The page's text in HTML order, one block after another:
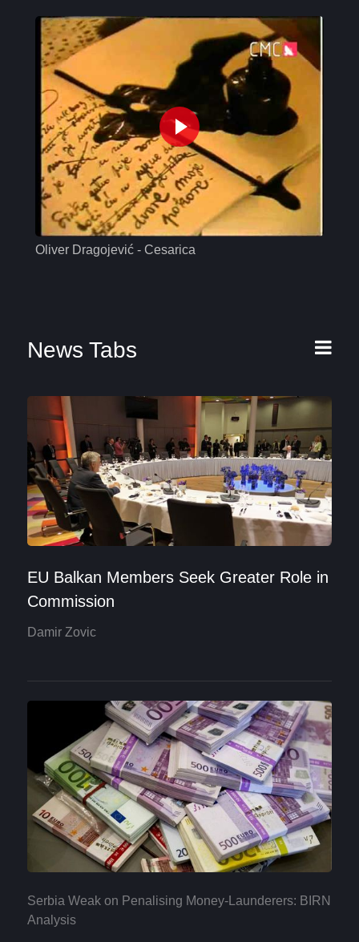
Oliver Dragojević - Cesarica
News Tabs
EU Balkan Members Seek Greater Role in
Commission
Damir Zovic
Serbia Weak on Penalising Money-Launderers: BIRN
Analysis